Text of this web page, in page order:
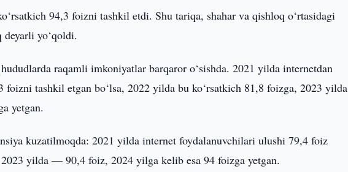
94,3 foizni tashkil etdi. Shu tariqa, shahar va qishloq o‘rtasidagi
yo‘qoldi.
raqamli imkoniyatlar barqaror o‘sishda. 2021 yilda internetdan
tashkil etgan bo‘lsa, 2022 yilda bu ko‘rsatkich 81,8 foizga, 2023 yilda
yetgan.
kuzatilmoqda: 2021 yilda internet foydalanuvchilari ulushi 79,4 foiz
yilda — 90,4 foiz, 2024 yilga kelib esa 94 foizga yetgan.